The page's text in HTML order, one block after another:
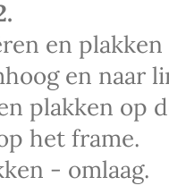
en
en naar
plakken op
het frame.
- omlaag.